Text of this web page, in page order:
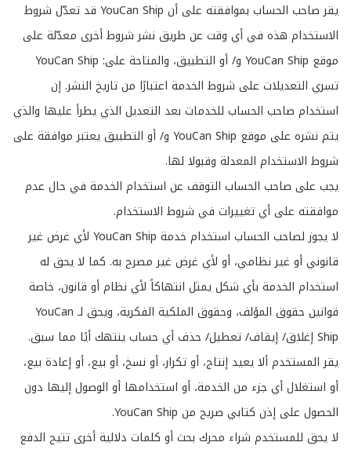
يقر صاحب الحساب بموافقته على أن YouCan Ship قد تعدّل شروط
الاستخدام هذه في أي وقت عن طريق نشر شروط أخرى معدّلة على
موقع YouCan Ship و/ أو التطبيق، والمتاحة على:
YouCan Ship
تسري التعديلات على شروط الخدمة اعتبارًا من تاريخ النشر. إن
استخدام صاحب الحساب للخدمات بعد التعديل الذي يطرأ عليها والذي
يتم نشره على موقع YouCan Ship و/ أو التطبيق يعتبر موافقة على
شروط الاستخدام المعدلة وقبولا لها.
يجب على صاحب الحساب التوقف عن استخدام الخدمة في حال عدم
موافقته على أي تغييرات في شروط الاستخدام.
لا يجوز لصاحب الحساب استخدام خدمة YouCan Ship لأي غرض غير
قانوني أو غير نظامي، أو لأي غرض غير مصرح به. كما لا يحق له
استخدام الخدمة بأي شكل يمثل انتهاكاً لأي نظام أو قانون، خاصة
قوانين حقوق المؤلف، وحقوق الملكية الفكرية، ويحق لـ YouCan
Ship إغلاق/ إيقاف/ تعطيل/ حذف أي حساب ينتهك أيًا مما سبق.
​​يقر المستخدم ألا يعيد إنتاج، أو تكرار، أو نسخ، أو بيع، أو إعادة بيع،
أو استغلال أي جزء من الخدمة، أو استخدامها أو الوصول إليها دون
الحصول على إذن كتابي صريح من YouCan Ship.
لا يحق للمستخدم شراء محرك بحث أو كلمات دلالية أخرى تتيح الدفع